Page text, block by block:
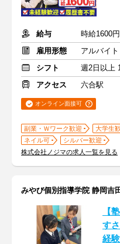
給与
時給1600
雇用形態
アルバイ
シフト
週2日以上
アクセス
六合駅
オンライン面接可
副業・Ｗワーク歓迎 大学生
ネイル可
シルバー歓迎
株式会社ノジマの求人一覧を見る
みやび個別指導学院 静岡吉
【
す
経